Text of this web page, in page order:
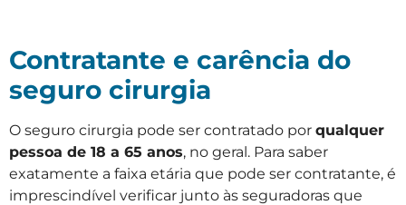
Contratante e carência do
seguro cirurgia
O seguro cirurgia pode ser contratado por qualquer
pessoa de 18 a 65 anos, no geral. Para saber
exatamente a faixa etária que pode ser contratante, é
imprescindível verificar junto às seguradoras que